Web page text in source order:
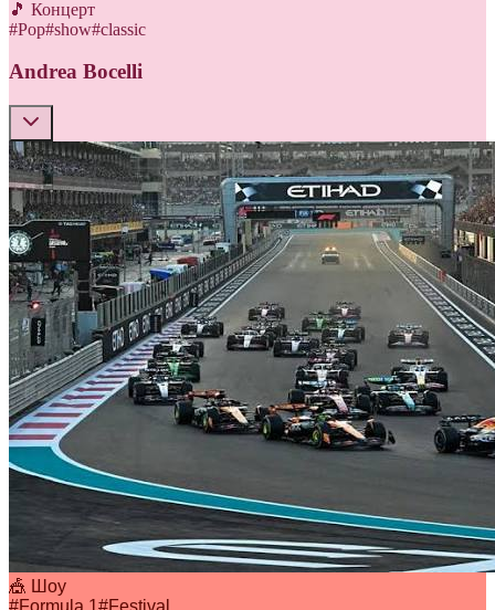
🎵 Концерт
#Pop#show#classic
Andrea Bocelli
🎪 Шоу
#Formula 1#Festival